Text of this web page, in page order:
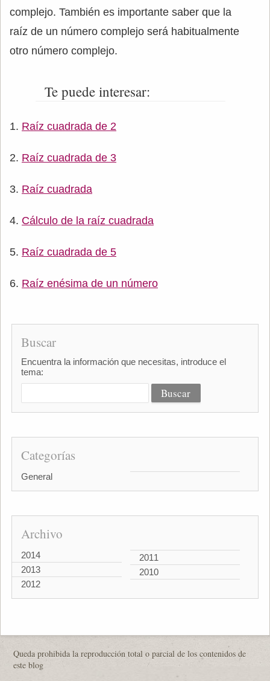
complejo. También es importante saber que la
raíz de un número complejo será habitualmente
otro número complejo.
Te puede interesar:
Raíz cuadrada de 2
Raíz cuadrada de 3
Raíz cuadrada
Cálculo de la raíz cuadrada
Raíz cuadrada de 5
Raíz enésima de un número
Buscar
Encuentra la información que necesitas, introduce el
tema:
Categorías
General
Archivo
2014
2013
2012
2011
2010
Queda prohibida la reproducción total o parcial de los contenidos de
este blog